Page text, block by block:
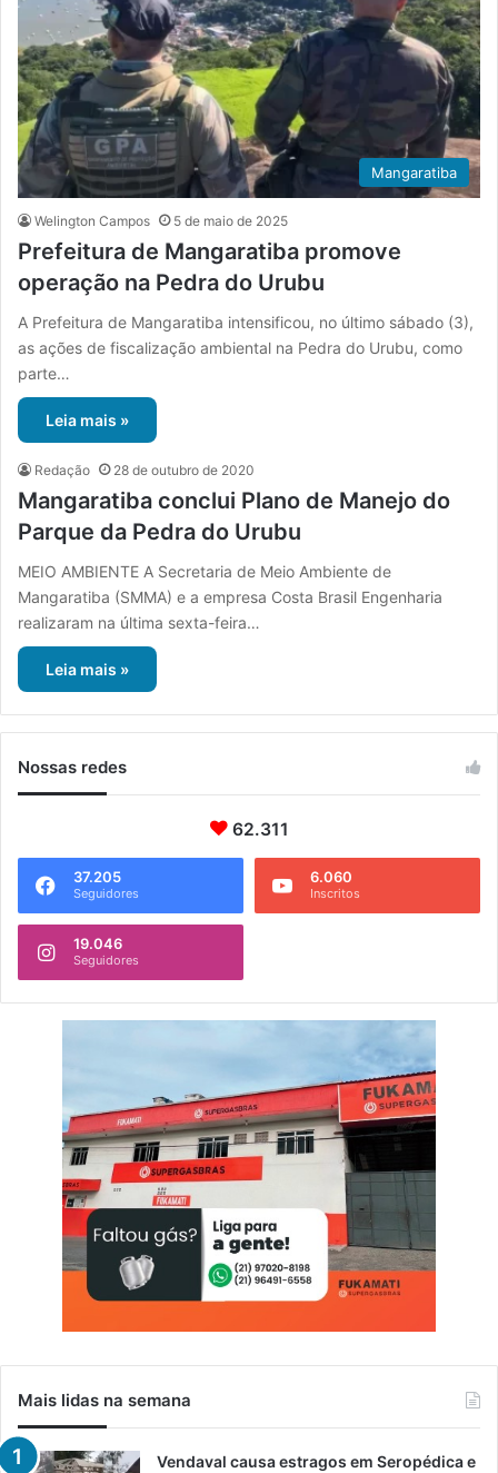
Mangaratiba
Welington Campos 5 de maio de 2025
Prefeitura de Mangaratiba promove
operação na Pedra do Urubu
A Prefeitura de Mangaratiba intensificou, no último sábado (3),
as ações de fiscalização ambiental na Pedra do Urubu, como
parte…
Leia mais »
Redação 28 de outubro de 2020
Mangaratiba conclui Plano de Manejo do
Parque da Pedra do Urubu
MEIO AMBIENTE A Secretaria de Meio Ambiente de
Mangaratiba (SMMA) e a empresa Costa Brasil Engenharia
realizaram na última sexta-feira…
Leia mais »
Nossas redes
62.311
37.205
Seguidores
6.060
Inscritos
19.046
Seguidores
Mais lidas na semana
Vendaval causa estragos em Seropédica e